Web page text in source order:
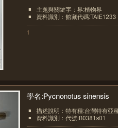
主題與關鍵字：界:植物界
資料識別：館藏代碼:TAIE1233
1
學名:Pycnonotus sinensis
描述說明：特有種:台灣特有亞
資料識別：代號:B0381s01